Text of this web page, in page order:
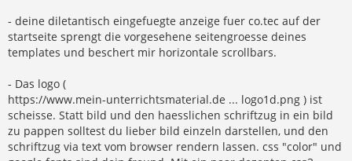
- deine diletantisch eingefuegte anzeige fuer co.tec auf der
startseite sprengt die vorgesehene seitengroesse deines
templates und beschert mir horizontale scrollbars.
- Das logo (
https://www.mein-unterrichtsmaterial.de ... logo1d.png ) ist
scheisse. Statt bild und den haesslichen schriftzug in ein bild
zu pappen solltest du lieber bild einzeln darstellen, und den
schriftzug via text vom browser rendern lassen. css "color" und